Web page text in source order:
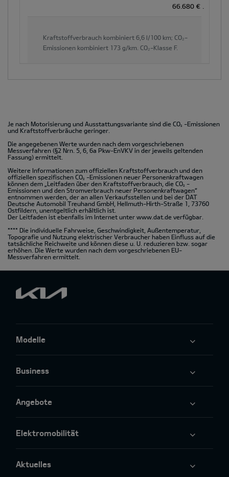
66.680 €
Kraftstoffverbrauch kombiniert 6,6 l/100 km; CO₂-
Emissionen kombiniert 173 g/km. CO₂-Klasse F.
Je nach Motorisierung und Ausstattungsvariante sind die CO2
-Emissionen
und Kraftstoffverbräuche geringer.
Die angegebenen Werte wurden nach dem vorgeschriebenen
Messverfahren (§2 Nrn. 5, 6, 6a Pkw-EnVKV in der jeweils geltenden
Fassung) ermittelt.
Weitere Informationen zum offiziellen Kraftstoffverbrauch und den
offiziellen spezifischen CO2
-Emissionen neuer Personenkraftwagen
können dem „Leitfaden über den Kraftstoffverbrauch, die CO2
-
Emissionen und den Stromverbrauch neuer Personenkraftwagen“
entnommen werden, der an allen Verkaufsstellen und bei der DAT
Deutsche Automobil Treuhand GmbH, Hellmuth-Hirth-Straße 1, 73760
Ostfildern, unentgeltlich erhältlich ist.
Der Leitfaden ist ebenfalls im Internet unter www.dat.de verfügbar.
**** Die individuelle Fahrweise, Geschwindigkeit, Außentemperatur,
Topografie und Nutzung elektrischer Verbraucher haben Einfluss auf die
tatsächliche Reichweite und können diese u. U. reduzieren bzw. sogar
erhöhen. Die Werte wurden nach dem vorgeschriebenen EU-
Messverfahren ermittelt.
Modelle
Business
Angebote
Elektromobilität
Aktuelles